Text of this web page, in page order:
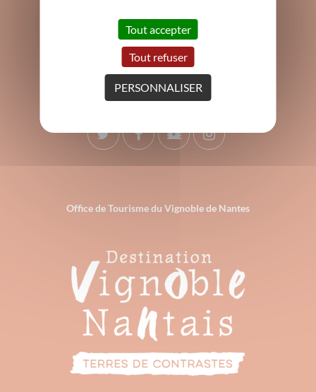
contact@mairie-clisson.fr
ACCUEIL
lundi au vendredi: 9h - 12h15 et 13h30 - 17h
Le 2ème et 4ème
du mois de 9h à 12h
Office de Tourisme du Vignoble de Nantes
Tout accepter
Tout refuser
PERSONNALISER